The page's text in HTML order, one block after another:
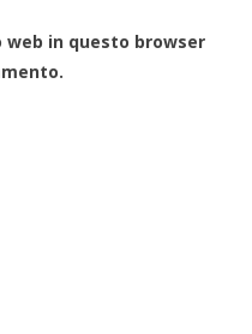
web in questo browser